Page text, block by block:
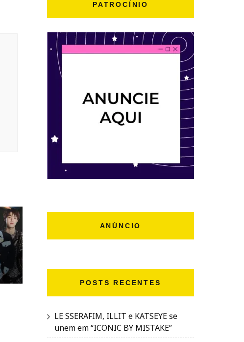
PATROCÍNIO
ANÚNCIO
POSTS RECENTES
LE SSERAFIM, ILLIT e KATSEYE se
unem em “ICONIC BY MISTAKE”